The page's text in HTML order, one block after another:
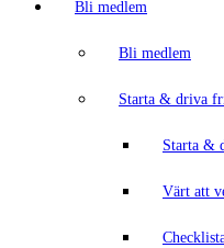
Bli medlem
Bli medlem
Starta & driva
Starta &
Värt att